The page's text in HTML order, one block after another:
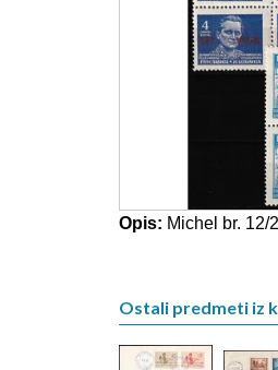
Opis: Michel br. 12/
Ostali predmeti iz